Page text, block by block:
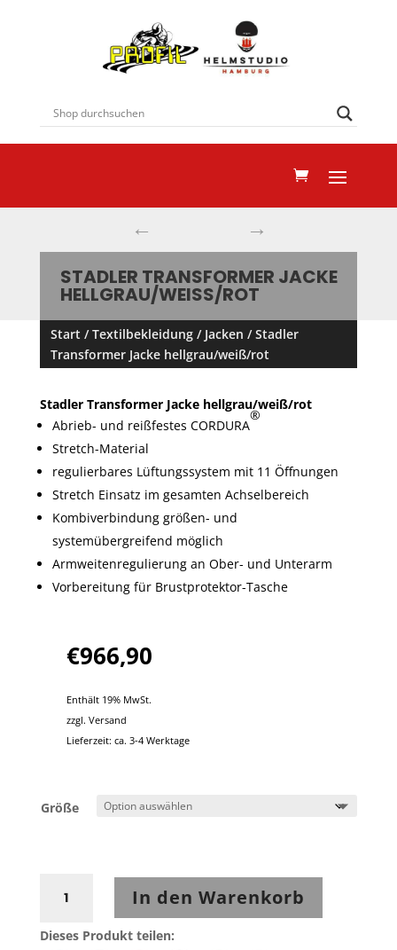
← →
STADLER TRANSFORMER JACKE
HELLGRAU/WEISS/ROT
Dieses Produkt teilen:
Start /Textilbekleidung/ Jacken / Stadler
Transformer Jacke hellgrau/weiß/rot
Stadler Transformer Jacke hellgrau/weiß/rot
Abrieb- und reißfestes CORDURA
®
Stretch-Material
regulierbares Lüftungssystem mit 11 Öffnungen
Stretch Einsatz im gesamten Achselbereich
Kombiverbindung größen- und
systemübergreifend möglich
Armweitenregulierung an Ober- und Unterarm
Vorbereitung für Brustprotektor-Tasche
€966,90
Enthält 19% MwSt.
zzgl. Versand
Lieferzeit: ca. 3-4 Werktage
Größe
Transformer
hellgrau/weiß/rot
In den Warenkorb